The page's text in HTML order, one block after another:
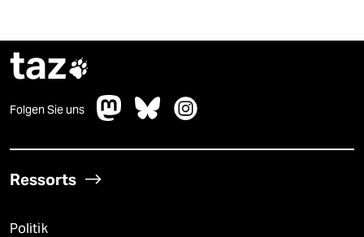
taz
Folgen Sie uns
Ressorts
Politik